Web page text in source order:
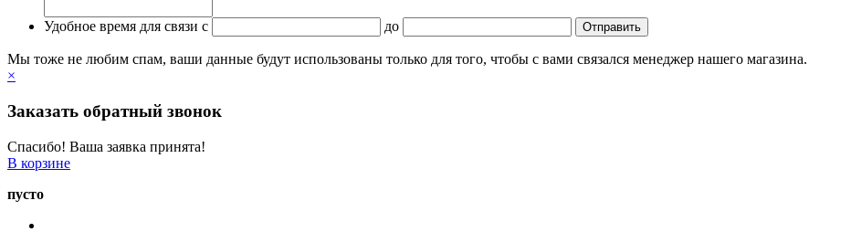
Удобное время для связи c до
Мы тоже не любим спам, ваши данные будут использованы только для того, чтобы с вами связался менеджер нашего магазина.
×
Заказать обратный звонок
Спасибо! Ваша заявка принята!
В корзине
пусто